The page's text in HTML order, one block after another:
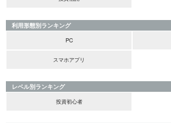
利用形態別ランキング
PC
スマホアプリ
レベル別ランキング
投資初心者